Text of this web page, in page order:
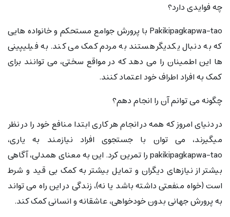
چه فوایدی دارد؟
Pakikipagkapwa-tao با پرورش جوامع مستحکم و خانواده هایی
که به دنبال یکدیگر هستند به مردم کمک می کند. به فیلیپینی
ها این اطمینان را می دهد که در مواقع سختی، می توانند برای
کمک به افراد اطراف خود اعتماد کنند.
چگونه می توانم آن را انجام دهم؟
در دنیای امروز که همه در انجام هر کاری ابتدا منافع خود را در نظر
میگیرند، می توان با جستجوی افراد نیازمند به یاری،
pakikipagkapwa-tao را تمرین کرد. این به معنای همدلی، آگاهی
بیشتر از نیازهای دیگران و تمایل بیشتر به کمک بی قید و شرط
است (خواه منفعتی داشته باشد یا نه)، زندگی در این راه می تواند
به پرورش جهانی بدون خودخواهی، عاشقانه و انسانی کمک کند.